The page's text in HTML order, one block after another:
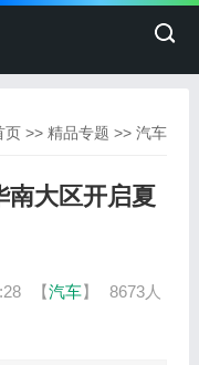
页 >>精品专题 >>汽车
南大区开启夏
【汽车】
8673人